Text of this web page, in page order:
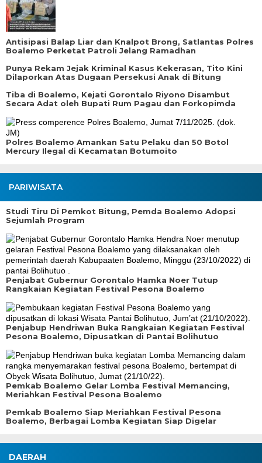
Antisipasi Balap Liar dan Knalpot Brong, Satlantas Polres
Boalemo Perketat Patroli Jelang Ramadhan
Punya Rekam Jejak Kriminal Kasus Kekerasan, Tito Kini
Dilaporkan Atas Dugaan Persekusi Anak di Bitung
Tiba di Boalemo, Kejati Gorontalo Riyono Disambut
Secara Adat oleh Bupati Rum Pagau dan Forkopimda
Polres Boalemo Amankan Satu Pelaku dan 50 Botol
Mercury Ilegal di Kecamatan Botumoito
PARIWISATA
Studi Tiru Di Pemkot Bitung, Pemda Boalemo Adopsi
Sejumlah Program
Penjabat Gubernur Gorontalo Hamka Noer Tutup
Rangkaian Kegiatan Festival Pesona Boalemo
Penjabup Hendriwan Buka Rangkaian Kegiatan Festival
Pesona Boalemo, Dipusatkan di Pantai Bolihutuo
Pemkab Boalemo Gelar Lomba Festival Memancing,
Meriahkan Festival Pesona Boalemo
Pemkab Boalemo Siap Meriahkan Festival Pesona
Boalemo, Berbagai Lomba Kegiatan Siap Digelar
DAERAH